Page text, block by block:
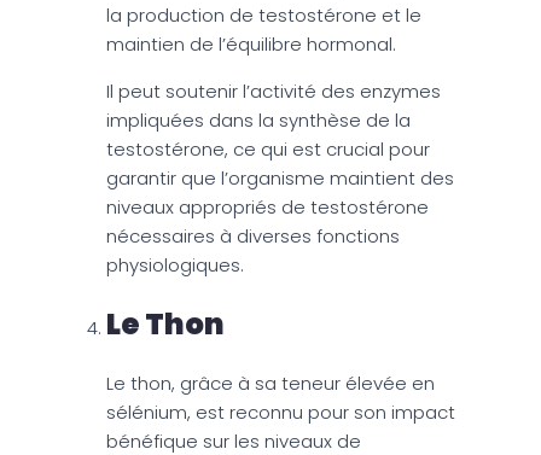
la production de testostérone et le
maintien de l’équilibre hormonal.
Il peut soutenir l’activité des enzymes
impliquées dans la synthèse de la
testostérone, ce qui est crucial pour
garantir que l’organisme maintient des
niveaux appropriés de testostérone
nécessaires à diverses fonctions
physiologiques.
Le Thon
Le thon, grâce à sa teneur élevée en
sélénium, est reconnu pour son impact
bénéfique sur les niveaux de